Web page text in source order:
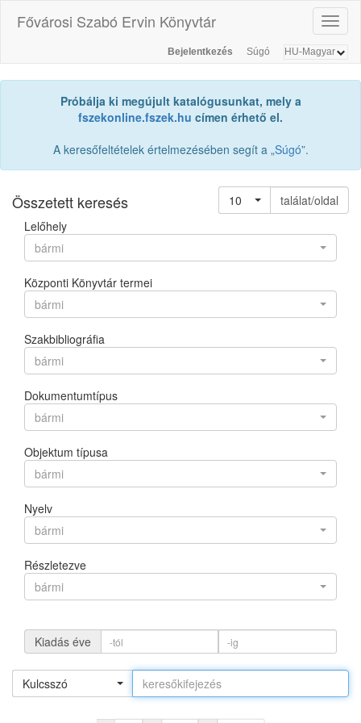
Fővárosi Szabó Ervin Könyvtár
Bejelentkezés Súgó
Próbálja ki megújult katalógusunkat, mely a
fszekonline.fszek.hu címen érhető el.
A keresőfeltételek értelmezésében segít a „Súgó”.
Összetett keresés 10
találat/oldal
Lelőhely
bármi
Központi Könyvtár termei
bármi
Szakbibliográfia
bármi
Dokumentumtípus
bármi
Objektum típusa
bármi
Nyelv
bármi
Részletezve
bármi
Kiadás éve
Kulcsszó